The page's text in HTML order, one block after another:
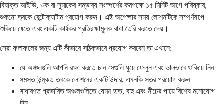
বিষাক্ত আইভি, ওক বা সুমাকের সম্ভাব্য সংস্পর্শের কমপক্ষে ১৫ মিনিট আগে পরিষ্কার,
শুকনো ত্বকে বেন্টোক্যাটাম প্রয়োগ করুন। এই অপেক্ষার সময় লোশনটিকে সম্পূর্ণরূপে
শুকিয়ে যেতে এবং একটি কার্যকর প্রতিরক্ষামূলক বাধা তৈরি করতে দেয়।
সেরা ফলাফলের জন্য এটি কীভাবে সঠিকভাবে প্রয়োগ করবেন তা এখানে:
যে অঞ্চলগুলি আপনি রক্ষা করতে চান সেগুলি ধুয়ে ফেলুন এবং ভালভাবে শুকিয়ে নিন
সমস্ত উন্মুক্ত ত্বকে লোশনের একটি উদার, এমনকি স্তর প্রয়োগ করুন
সাধারণত প্রভাবিত অঞ্চলগুলিতে যেমন হাত, বাহু এবং নীচের পায়ে বিশেষ মনোযোগ